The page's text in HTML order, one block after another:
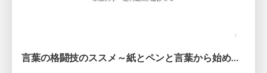
言葉の格闘技のススメ～紙とペンと言葉から始める、キャリアの描き方～